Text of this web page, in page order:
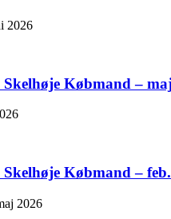
2026
Købmand –
Købmand –
2026